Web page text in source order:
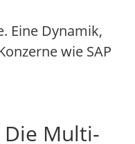
Eine Dynamik,
wie SAP
Multi-